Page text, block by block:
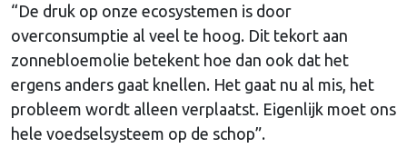
“De druk op onze ecosystemen is door
overconsumptie al veel te hoog. Dit tekort aan
zonnebloemolie betekent hoe dan ook dat het
ergens anders gaat knellen. Het gaat nu al mis, het
probleem wordt alleen verplaatst. Eigenlijk moet ons
hele voedselsysteem op de schop”.